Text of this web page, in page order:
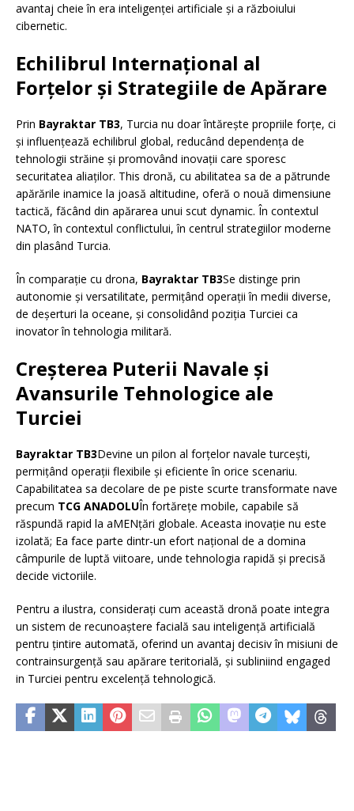
avantaj cheie în era inteligenței artificiale și a războiului
cibernetic.
Echilibrul Internațional al
Forțelor și Strategiile de Apărare
Prin Bayraktar TB3, Turcia nu doar întărește propriile forțe, ci
și influențează echilibrul global, reducând dependența de
tehnologii străine și promovând inovații care sporesc
securitatea aliaților. This dronă, cu abilitatea sa de a pătrunde
apărările inamice la joasă altitudine, oferă o nouă dimensiune
tactică, făcând din apărarea unui scut dynamic. În contextul
NATO, în contextul conflictului, în centrul strategiilor moderne
din plasând Turcia.
În comparație cu drona, Bayraktar TB3Se distinge prin
autonomie și versatilitate, permițând operații în medii diverse,
de deșerturi la oceane, și consolidând poziția Turciei ca
inovator în tehnologia militară.
Creșterea Puterii Navale și
Avansurile Tehnologice ale
Turciei
Bayraktar TB3Devine un pilon al forțelor navale turcești,
permițând operații flexibile și eficiente în orice scenariu.
Capabilitatea sa decolare de pe piste scurte transformate nave
precum TCG ANADOLUÎn fortărețe mobile, capabile să
răspundă rapid la aMENțări globale. Aceasta inovație nu este
izolată; Ea face parte dintr-un efort național de a domina
câmpurile de luptă viitoare, unde tehnologia rapidă și precisă
decide victoriile.
Pentru a ilustra, considerați cum această dronă poate integra
un sistem de recunoaștere facială sau inteligență artificială
pentru țintire automată, oferind un avantaj decisiv în misiuni de
contrainsurgență sau apărare teritorială, și subliniind engaged
in Turciei pentru excelență tehnologică.